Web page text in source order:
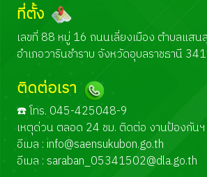
ที่ตั้ง
เลขที่ 88 หมู่ 16 ถนนเลี่ยงเมือง ตำบลแสน
อำเภอวารินชำราบ จังหวัดอุบลราชธานี
ติดต่อเรา
☎️ โทร. 045-425048-9
เหตุด่วน ตลอด 24 ชม. ติดต่อ งานป้องกัน
อีเมล : info@saensukubon.go.th
อีเมล : saraban_05341502@dla.go.th